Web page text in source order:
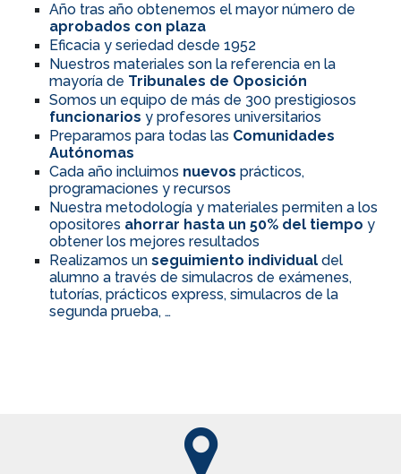
Año tras año obtenemos el mayor número de
aprobados con plaza
Eficacia y seriedad desde 1952
Nuestros materiales son la referencia en la
mayoría de Tribunales de Oposición
Somos un equipo de más de 300 prestigiosos
funcionarios y profesores universitarios
Preparamos para todas las Comunidades
Autónomas
Cada año incluimos nuevos prácticos,
programaciones y recursos
Nuestra metodología y materiales permiten a los
opositores ahorrar hasta un 50% del tiempo y
obtener los mejores resultados
Realizamos un seguimiento individual del
alumno a través de simulacros de exámenes,
tutorías, prácticos express, simulacros de la
segunda prueba, …